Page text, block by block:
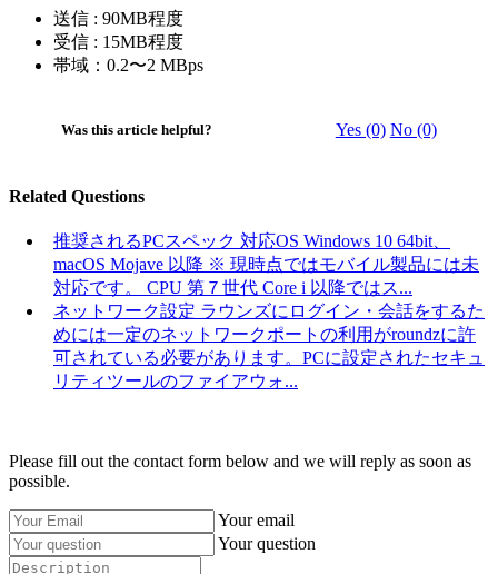
送信 : 90MB程度
受信 : 15MB程度
帯域：0.2〜2 MBps
Was this article helpful? Yes (0) No (0)
Related Questions
推奨されるPCスペック 対応OS Windows 10 64bit、
macOS Mojave 以降 ※ 現時点ではモバイル製品には未
対応です。 CPU 第７世代 Core i 以降ではス...
ネットワーク設定 ラウンズにログイン・会話をするた
めには一定のネットワークポートの利用がroundzに許
可されている必要があります。PCに設定されたセキュ
リティツールのファイアウォ...
Please fill out the contact form below and we will reply as soon as
possible.
Your email
Your question